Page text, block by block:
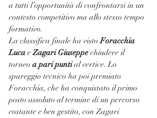
a tutti l’opportunità di confrontarsi in un
contesto competitivo ma allo stesso tempo
formativo.
La classifica finale ha visto Foracchia
Luca e Zagari Giuseppe chiudere il
torneo a pari punti al vertice. Lo
spareggio tecnico ha poi premiato
Foracchia, che ha conquistato il primo
posto assoluto al termine di un percorso
costante e ben gestito, con Zagari